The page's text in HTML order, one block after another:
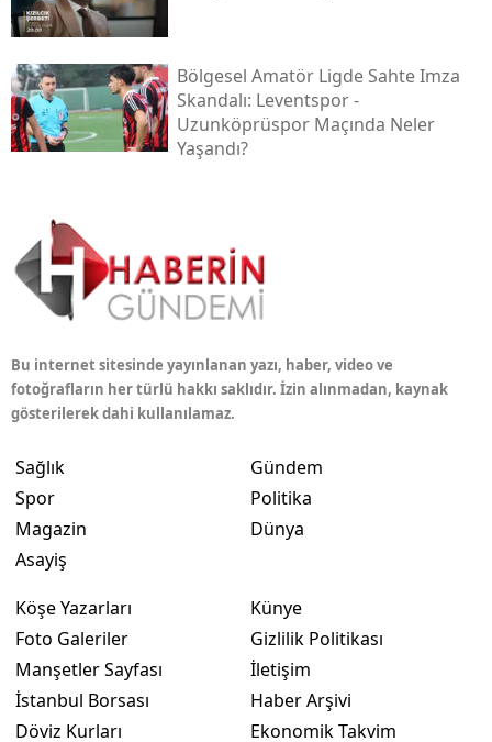
Bölgesel Amatör Ligde Sahte Imza
Skandalı: Leventspor -
Uzunköprüspor Maçında Neler
Yaşandı?
Bu internet sitesinde yayınlanan yazı, haber, video ve
fotoğrafların her türlü hakkı saklıdır. İzin alınmadan, kaynak
gösterilerek dahi kullanılamaz.
Sağlık
Spor
Magazin
Asayiş
Gündem
Politika
Dünya
Köşe Yazarları
Foto Galeriler
Manşetler Sayfası
İstanbul Borsası
Döviz Kurları
Künye
Gizlilik Politikası
İletişim
Haber Arşivi
Ekonomik Takvim